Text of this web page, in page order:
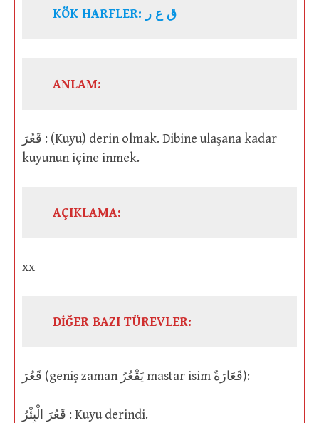
KÖK HARFLER: ق ع ر
ANLAM:
قَعُرَ : (Kuyu) derin olmak. Dibine ulaşana kadar
kuyunun içine inmek.
AÇIKLAMA:
xx
DİĞER BAZI TÜREVLER:
قَعُرَ (geniş zaman يَقْعُرُ mastar isim قَعَارَةٌ):
قَعُرَ الْبِئْرُ : Kuyu derindi.